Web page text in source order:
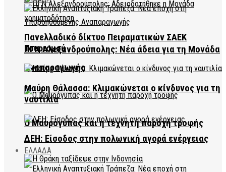
ΠΓΝ Αλεξανδρούπολης: Νέα άδεια για τη Μονάδα
Αναπαραγωγής
Ο Μαυρόγυπας και η τεχνητή παροχή τροφής
ΕΛΛΑΔΑ
Πανελλαδικό δίκτυο Πειραματικών ΣΑΕΚ
Τουρισμού
Μαύρη Θάλασσα: Κλιμακώνεται ο κίνδυνος για τη
ναυτιλία
ΔΕΗ: Είσοδος στην πολωνική αγορά ενέργειας